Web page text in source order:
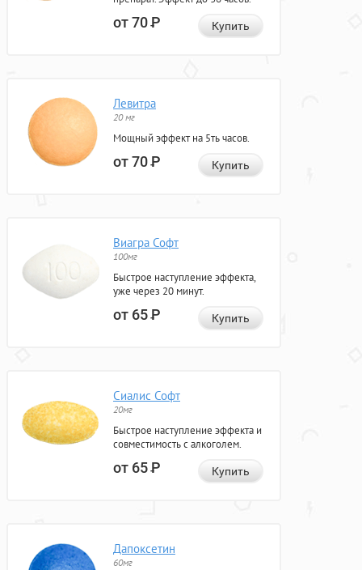
от 70Р Купить
Левитра
20 мг
Мощный эффект на 5ть часов.
от 70Р Купить
Виагра Софт
100мг
Быстрое наступление эффекта,
уже через 20 минут.
от 65Р Купить
Сиалис Софт
20мг
Быстрое наступление эффекта и
совместимость с алкоголем.
от 65Р Купить
Дапоксетин
60мг